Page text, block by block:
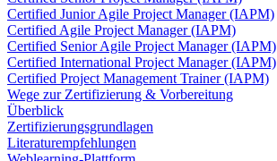
Certified Junior Agile Project Manager (IAPM)
Certified Agile Project Manager (IAPM)
Certified Senior Agile Project Manager (IAPM)
Certified International Project Manager (IAPM)
Certified Project Management Trainer (IAPM)
Wege zur Zertifizierung & Vorbereitung
Überblick
Zertifizierungsgrundlagen
Literaturempfehlungen